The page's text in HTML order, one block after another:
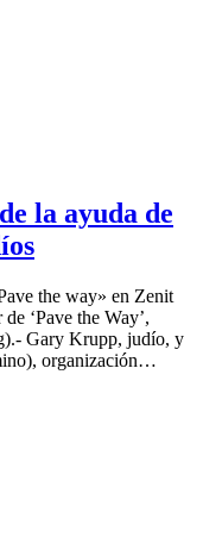
la ayuda de
the way» en Zenit
‘Pave the Way’,
Gary Krupp, judío, y
organización…